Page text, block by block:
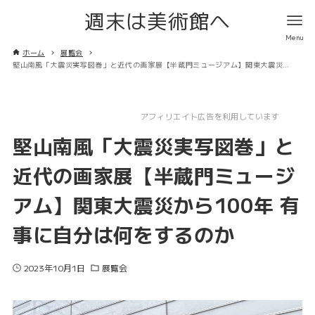
週末は美術館へ
ホーム
展覧会
堅山南風「大震災実写図巻」と近代の画家展【半蔵門ミュージアム】関東大震災から100年 有事に自分は何をするのか
アフィリエイト広告を利用しています
堅山南風「大震災実写図巻」と
近代の画家展【半蔵門ミュージ
アム】関東大震災から100年 有
事に自分は何をするのか
2023年10月1日 展覧会